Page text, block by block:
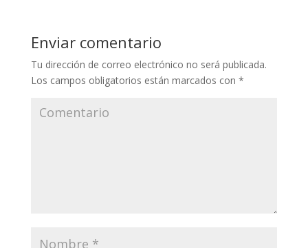
Enviar comentario
Tu dirección de correo electrónico no será publicada.
Los campos obligatorios están marcados con *